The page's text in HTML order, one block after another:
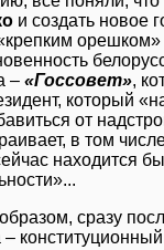
и создать новое
– «Госсовет»,
который
от
в том
находится
сразу
–